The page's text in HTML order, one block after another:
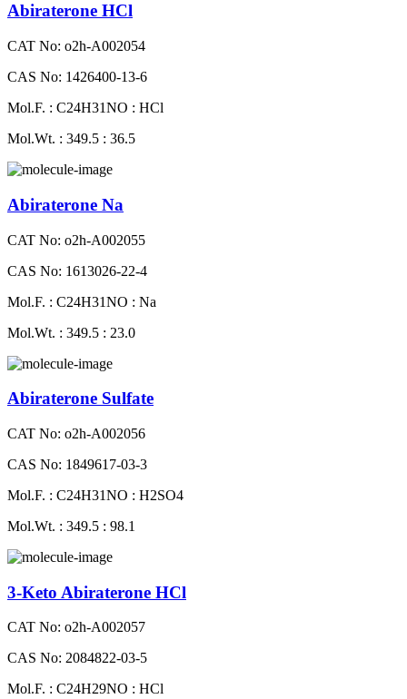
Abiraterone HCl
CAT No: o2h-A002054
CAS No: 1426400-13-6
Mol.F. : C24H31NO : HCl
Mol.Wt. : 349.5 : 36.5
Abiraterone Na
CAT No: o2h-A002055
CAS No: 1613026-22-4
Mol.F. : C24H31NO : Na
Mol.Wt. : 349.5 : 23.0
Abiraterone Sulfate
CAT No: o2h-A002056
CAS No: 1849617-03-3
Mol.F. : C24H31NO : H2SO4
Mol.Wt. : 349.5 : 98.1
3-Keto Abiraterone HCl
CAT No: o2h-A002057
CAS No: 2084822-03-5
Mol.F. : C24H29NO : HCl